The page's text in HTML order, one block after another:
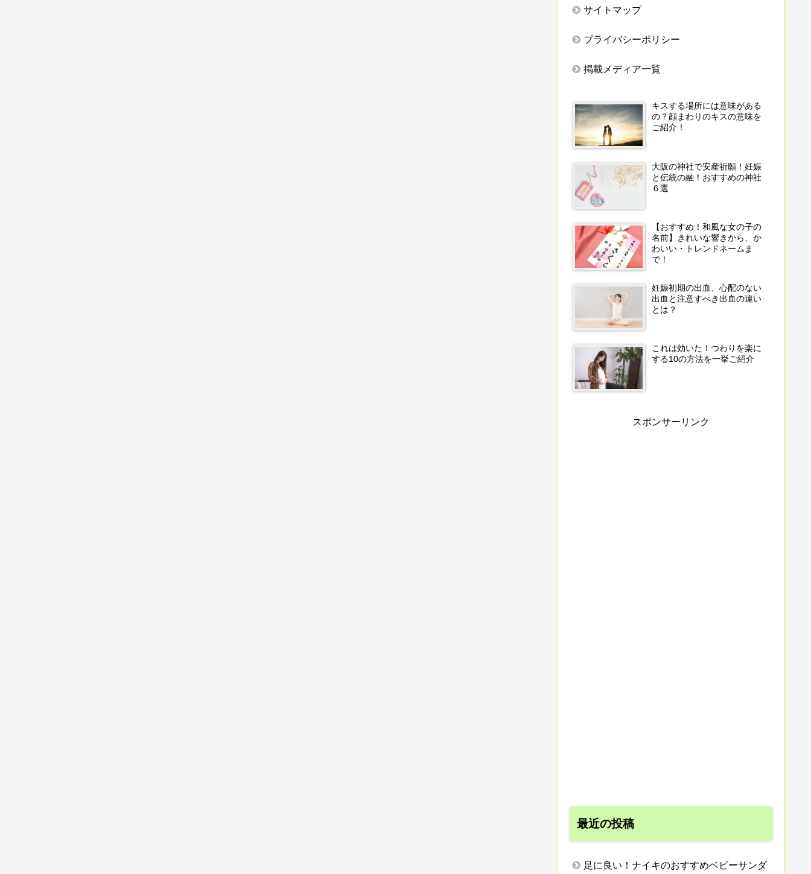
サイトマップ
プライバシーポリシー
掲載メディア一覧
キスする場所には意味がある
の？顔まわりのキスの意味を
ご紹介！
大阪の神社で安産祈願！妊娠
と伝統の融！おすすめの神社
６選
【おすすめ！和風な女の子の
名前】きれいな響きから、か
わいい・トレンドネームま
で！
妊娠初期の出血、心配のない
出血と注意すべき出血の違い
とは？
これは効いた！つわりを楽に
する10の方法を一挙ご紹介
スポンサーリンク
最近の投稿
足に良い！ナイキのおすすめベビーサンダ